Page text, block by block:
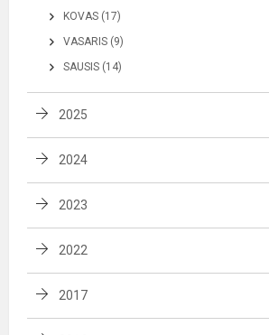
KOVAS (17)
VASARIS (9)
SAUSIS (14)
2025
2024
2023
2022
2017